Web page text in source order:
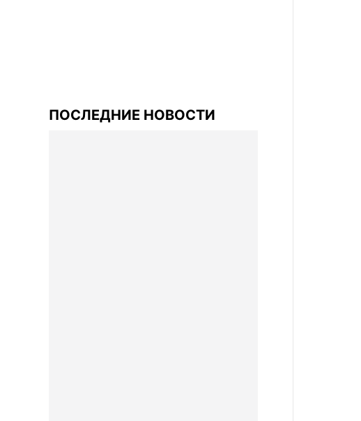
ПОСЛЕДНИЕ НОВОСТИ